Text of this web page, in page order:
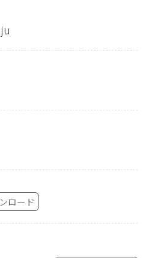
ロード